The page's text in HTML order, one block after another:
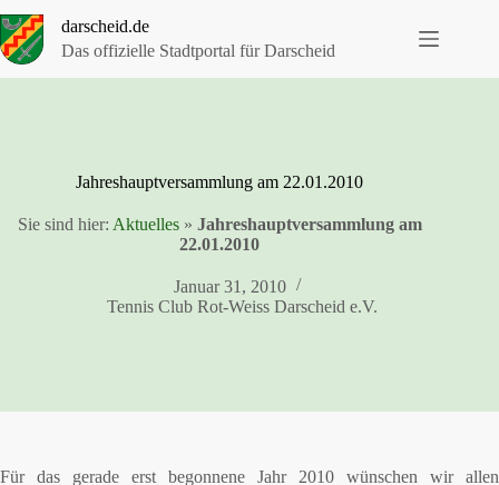
Inhalt
springen
darscheid.de
Das offizielle Stadtportal für Darscheid
Jahreshauptversammlung am 22.01.2010
Sie sind hier: Aktuelles» Jahreshauptversammlung am
22.01.2010
Januar 31, 2010
Tennis Club Rot-Weiss Darscheid e.V.
Für das gerade erst begonnene Jahr 2010 wünschen wir allen